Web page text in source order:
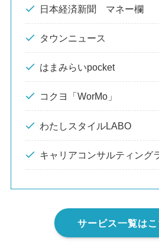
日本経済新聞 マネー欄
タウンニュース
はまみらいpocket
コクヨ「WorMo」
わたしスタイルLABO
キャリアコンサルティング
サービス一覧はこ